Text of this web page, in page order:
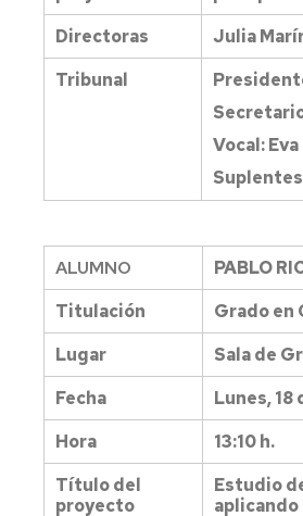
Directoras
Julia
Tribunal
Vocal:
ALUMNO
PABLO
Titulación
Grado en
Lugar
Sala de
Fecha
Lunes,
Hora
13:10 h.
Título del
proyecto
Estudio